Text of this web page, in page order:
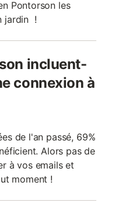
Pontorson les
jardin !
incluent-
connexion à
de l'an passé, 69%
Alors pas de
à vos emails et
moment !